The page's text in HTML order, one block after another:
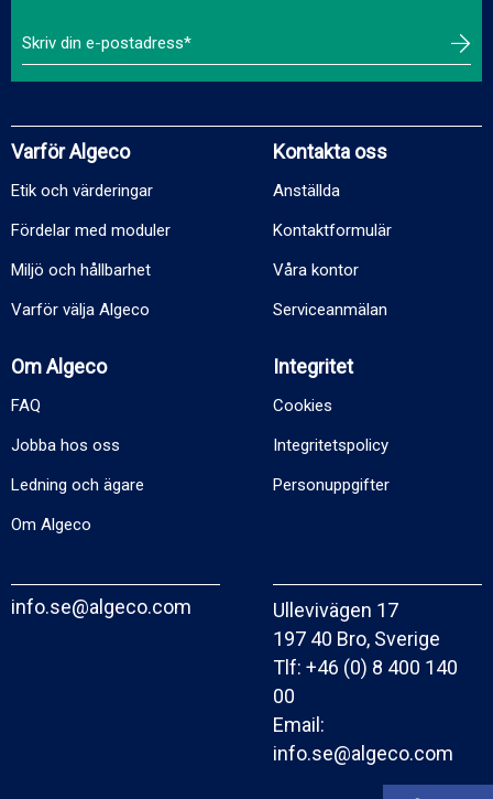
Varför Algeco
Etik och värderingar
Fördelar med moduler
Miljö och hållbarhet
Varför välja Algeco
Kontakta oss
Anställda
Kontaktformulär
Våra kontor
Serviceanmälan
Om Algeco
FAQ
Jobba hos oss
Ledning och ägare
Om Algeco
Integritet
Cookies
Integritetspolicy
Personuppgifter
info.se@algeco.com
Ullevivägen 17
197 40 Bro, Sverige
Tlf: +46 (0) 8 400 140
00
Email:
info.se@algeco.com